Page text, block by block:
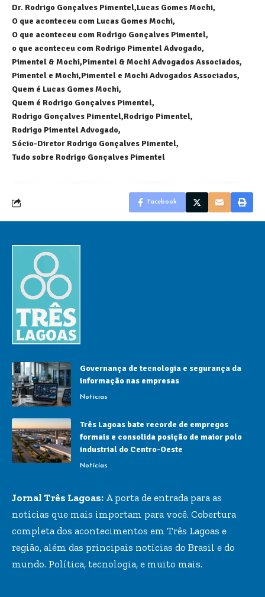
Dr. Rodrigo Gonçalves Pimentel Lucas Gomes Mochi
O que aconteceu com Lucas Gomes Mochi
O que aconteceu com Rodrigo Gonçalves Pimentel
o que aconteceu com Rodrigo Pimentel Advogado
Pimentel & Mochi Pimentel & Mochi Advogados Associados
Pimentel e Mochi Pimentel e Mochi Advogados Associados
Quem é Lucas Gomes Mochi
Quem é Rodrigo Gonçalves Pimentel
Rodrigo Gonçalves Pimentel Rodrigo Pimentel
Rodrigo Pimentel Advogado
Sócio-Diretor Rodrigo Gonçalves Pimentel
Tudo sobre Rodrigo Gonçalves Pimentel
Facebook
Governança de tecnologia e segurança da
informação nas empresas
Notícias
Três Lagoas bate recorde de empregos
formais e consolida posição de maior polo
industrial do Centro-Oeste
Notícias
Jornal Três Lagoas: A porta de entrada para as
notícias que mais importam para você. Cobertura
completa dos acontecimentos em Três Lagoas e
região, além das principais notícias do Brasil e do
mundo. Política, tecnologia, e muito mais.